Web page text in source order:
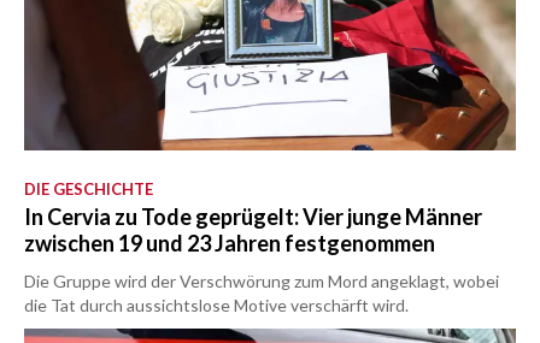
DIE GESCHICHTE
In Cervia zu Tode geprügelt: Vier junge Männer
zwischen 19 und 23 Jahren festgenommen
Die Gruppe wird der Verschwörung zum Mord angeklagt, wobei
die Tat durch aussichtslose Motive verschärft wird.